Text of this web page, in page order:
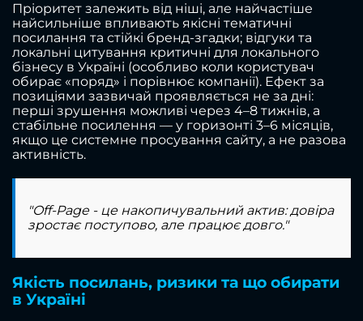
Пріоритет залежить від ніші, але найчастіше
найсильніше впливають якісні тематичні
посилання та стійкі бренд-згадки; відгуки та
локальні цитування критичні для локального
бізнесу в Україні (особливо коли користувач
обирає «поряд» і порівнює компанії). Ефект за
позиціями зазвичай проявляється не за дні:
перші зрушення можливі через 4–8 тижнів, а
стабільне посилення — у горизонті 3–6 місяців,
якщо це системне просування сайту, а не разова
активність.
"Off-Page - це накопичувальний актив: довіра
зростає поступово, але працює довго."
Якість посилань, ризики та що обирати
в Україні